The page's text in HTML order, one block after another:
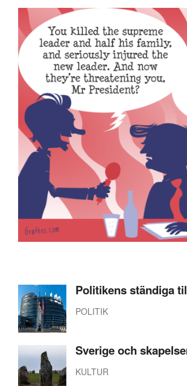
Politikens ständiga
POLITIK
Sverige och
KULTUR